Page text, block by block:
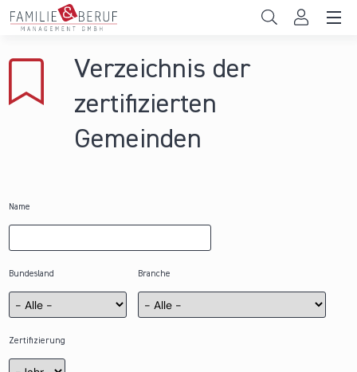
Direkt zum Inhalt
Gemeinden
Hochschulen
Verzeichnis der
zertifizierten
Gemeinden
Name
Bundesland Branche
Zertifizierung
Zertifizierung
Jahr